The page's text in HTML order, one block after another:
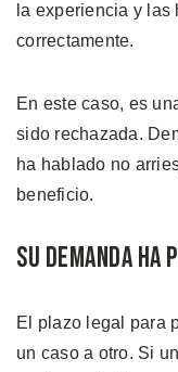
la experiencia y
correctamente.
En este caso, es
sido rechazada.
ha hablado no
beneficio.
Su Demanda
El plazo legal para
un caso a otro. Si